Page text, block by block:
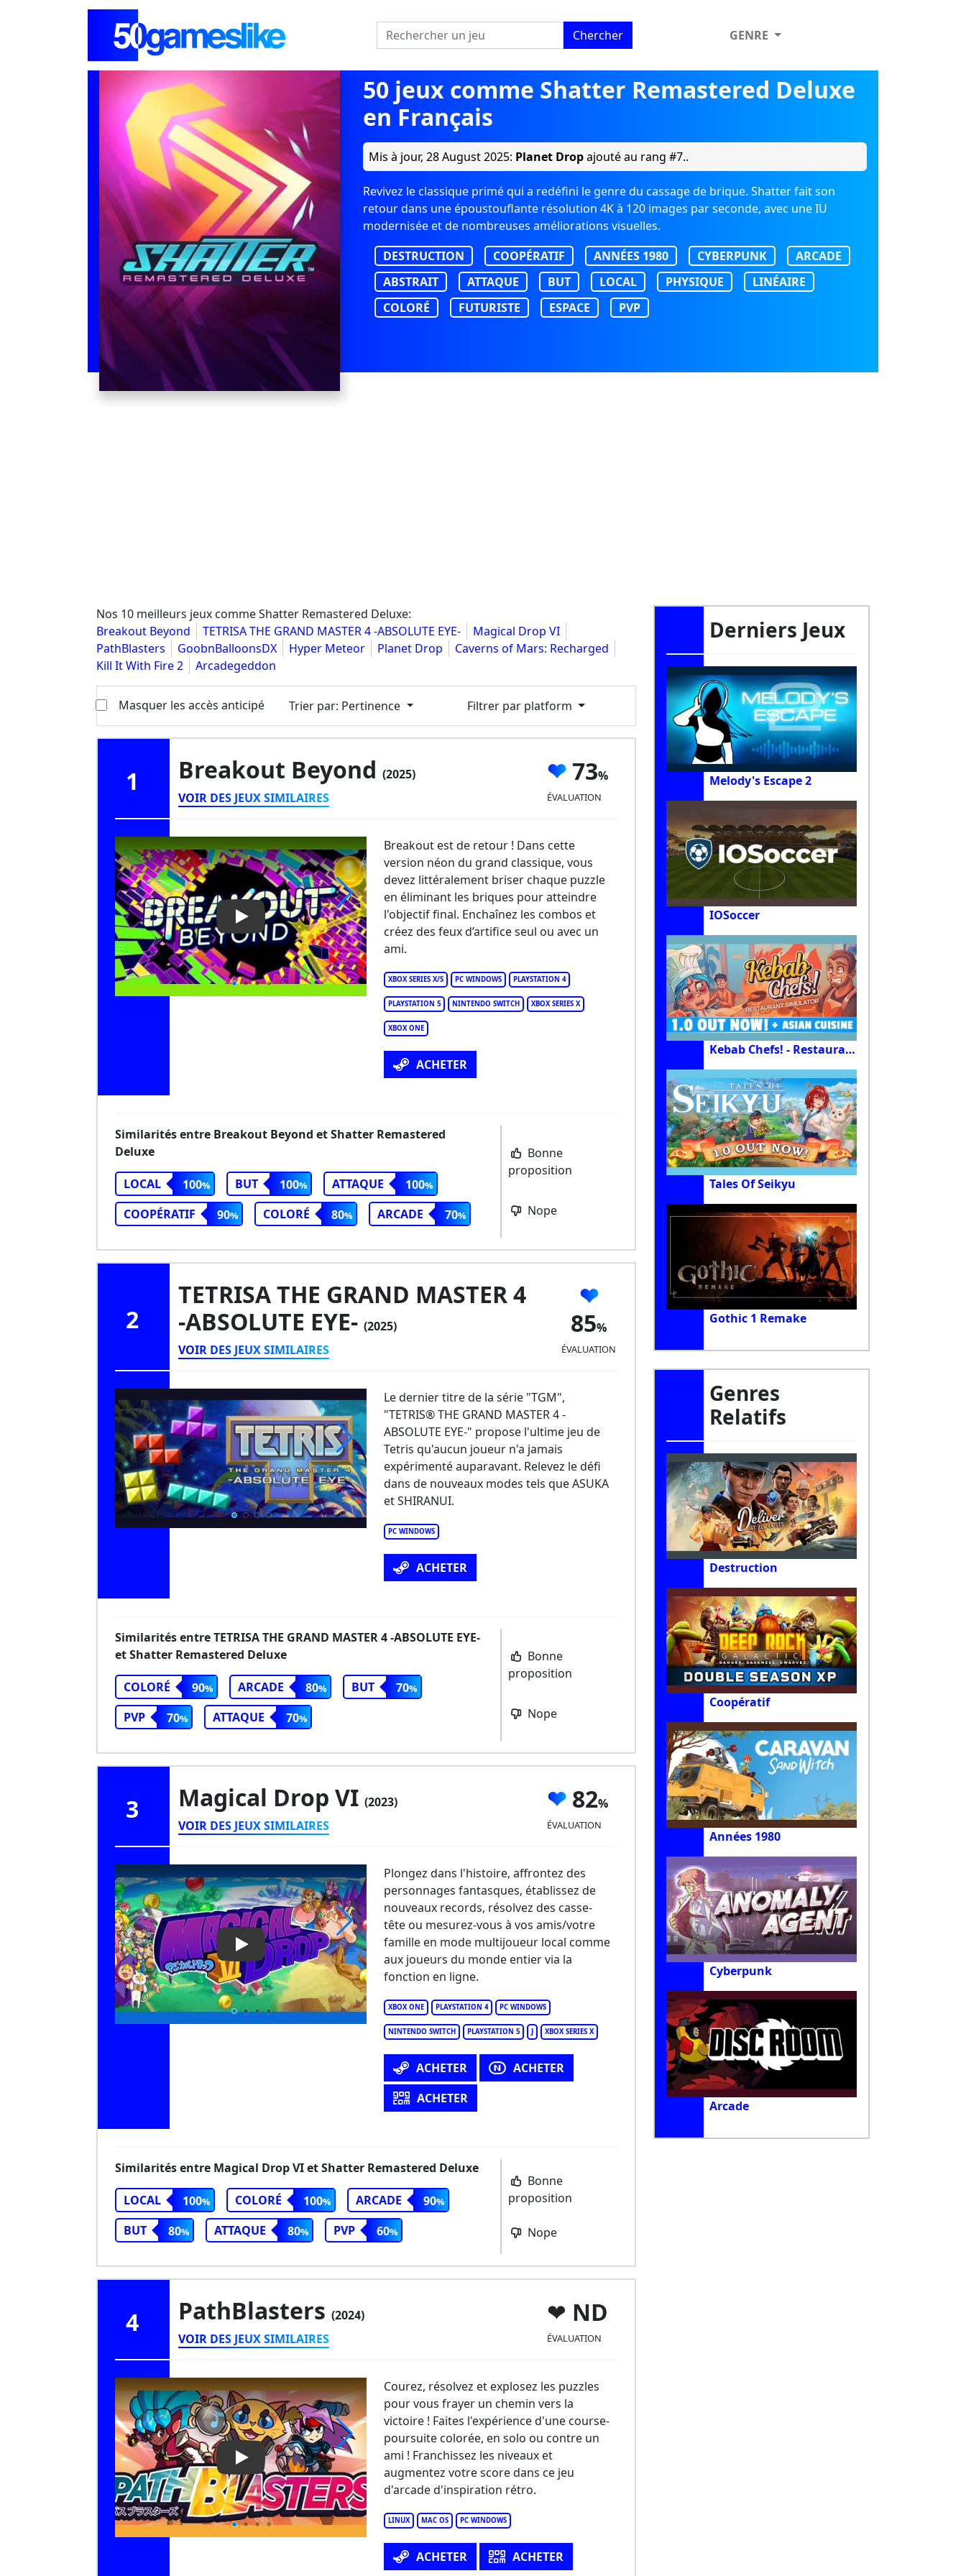
Chercher GENRE
50 jeux comme Shatter Remastered Deluxe
en Français
Mis à jour, 28 August 2025: Planet Dropajouté au rang #7..
Revivez le classique primé qui a redéfini le genre du cassage de brique. Shatter fait son
retour dans une époustouflante résolution 4K à 120 images par seconde, avec une IU
modernisée et de nombreuses améliorations visuelles.
DESTRUCTION
COOPÉRATIF ANNÉES 1980 CYBERPUNK
ARCADE
ABSTRAIT
ATTAQUE BUT LOCAL PHYSIQUE
LINÉAIRE
COLORÉ
FUTURISTE ESPACE PVP
Nos 10 meilleurs jeux comme Shatter Remastered Deluxe:
Breakout Beyond
TETRISA THE GRAND MASTER 4 -ABSOLUTE EYE-
Magical Drop VI
PathBlasters
GoobnBalloonsDX Hyper Meteor Planet Drop
Caverns of Mars: Recharged
Kill It With Fire 2
Arcadegeddon
Masquer les accès anticipé Trier par: Pertinence Filtrer par platform
1 Breakout Beyond (2025)
VOIR DES JEUX SIMILAIRES
73
ÉVALUATION
Play Video: Breakout Beyond
XBOX SERIES X/S PC WINDOWS PLAYSTATION 4
PLAYSTATION 5 NINTENDO SWITCH XBOX SERIES X
XBOX ONE
Breakout est de retour ! Dans cette
version néon du grand classique, vous
devez littéralement briser chaque puzzle
en éliminant les briques pour atteindre
l'objectif final. Enchaînez les combos et
créez des feux d’artifice seul ou avec un
ami.
ACHETER
Similarités entre Breakout Beyond et Shatter Remastered
Deluxe
LOCAL 100 BUT 100 ATTAQUE
100
COOPÉRATIF
90 COLORÉ 80 ARCADE 70
Bonne
proposition
Nope
2
TETRISA THE GRAND MASTER 4
-ABSOLUTE EYE- (2025)
VOIR DES JEUX SIMILAIRES
85
ÉVALUATION
PC WINDOWS
Le dernier titre de la série "TGM",
"TETRIS® THE GRAND MASTER 4 -
ABSOLUTE EYE-" propose l'ultime jeu de
Tetris qu'aucun joueur n'a jamais
expérimenté auparavant. Relevez le défi
dans de nouveaux modes tels que ASUKA
et SHIRANUI.
ACHETER
Similarités entre TETRISA THE GRAND MASTER 4 -ABSOLUTE EYE-
et Shatter Remastered Deluxe
COLORÉ 90 ARCADE 80 BUT
70
PVP
70 ATTAQUE 70
Bonne
proposition
Nope
3 Magical Drop VI (2023)
VOIR DES JEUX SIMILAIRES
82
ÉVALUATION
Play Video: Magical Drop VI
XBOX ONE PLAYSTATION 4 PC WINDOWS
NINTENDO SWITCH PLAYSTATION 5 J XBOX SERIES X
Plongez dans l'histoire, affrontez des
personnages fantasques, établissez de
nouveaux records, résolvez des casse-
tête ou mesurez-vous à vos amis/votre
famille en mode multijoueur local comme
aux joueurs du monde entier via la
fonction en ligne.
ACHETER
ACHETER
ACHETER
Similarités entre Magical Drop VI et Shatter Remastered Deluxe
LOCAL 100 COLORÉ 100 ARCADE
90
BUT
80 ATTAQUE 80 PVP 60
Bonne
proposition
Nope
4 PathBlasters (2024)
VOIR DES JEUX SIMILAIRES
ND
ÉVALUATION
Play Video: PathBlasters
LINUX MAC OS PC WINDOWS
Courez, résolvez et explosez les puzzles
pour vous frayer un chemin vers la
victoire ! Faites l'expérience d'une course-
poursuite colorée, en solo ou contre un
ami ! Franchissez les niveaux et
augmentez votre score dans ce jeu
d'arcade d'inspiration rétro.
ACHETER ACHETER
Derniers Jeux
Melody's Escape 2
IOSoccer
Kebab Chefs! - Restaurant Simulator
Tales Of Seikyu
Gothic 1 Remake
Genres
Relatifs
Destruction
Coopératif
Années 1980
Cyberpunk
Arcade